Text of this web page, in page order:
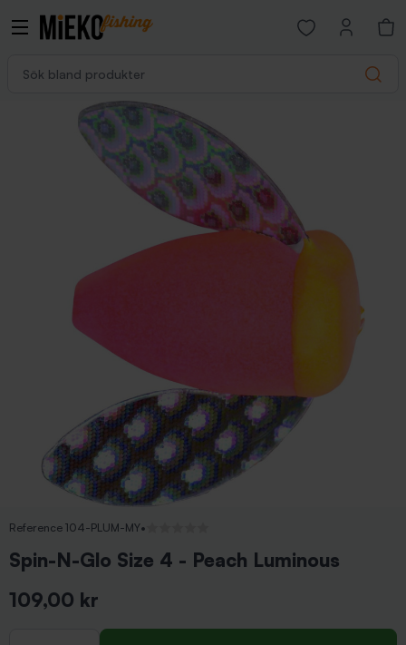
Search
Open favorites
Reference 104-PLUM-MY•
Spin-N-Glo Size 4 - Peach Luminous
109,00 kr